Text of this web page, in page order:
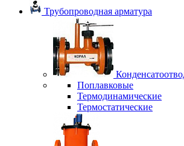
Трубопроводная арматура
Поплавковые
Термодинамические
Термостатические